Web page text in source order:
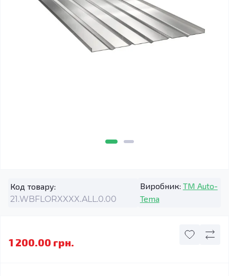
Код товару:
21.WBFLORXXXX.ALL.0.00
Виробник: TM Auto-
Tema
1 200.00 грн.